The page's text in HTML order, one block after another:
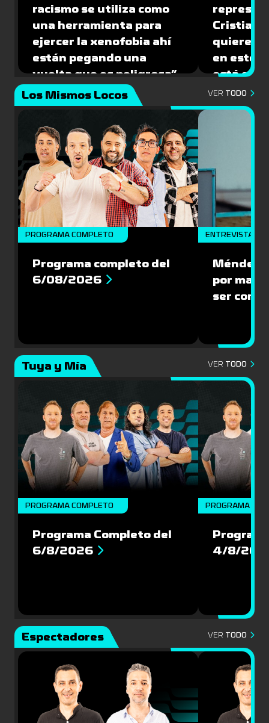
racismo se utiliza como
una herramienta para
ejercer la xenofobia ahí
están pegando una
vuelta que es peligrosa”
Cristian
quiere
en este
está
Los Mismos Locos
VER TODO
PROGRAMA COMPLETO
Programa completo del
6/08/2026
ENTREVISTA
Méndez:
por
ser
Tuya y Mía VER TODO
PROGRAMA COMPLETO
Programa Completo del
6/8/2026
PROGRAMA
4/8/
Espectadores VER TODO